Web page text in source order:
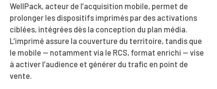
WellPack, acteur de l’acquisition mobile, permet de
prolonger les dispositifs imprimés par des activations
ciblées, intégrées dès la conception du plan média.
L’imprimé assure la couverture du territoire, tandis que
le mobile — notamment via le RCS, format enrichi — vise
à activer l’audience et générer du trafic en point de
vente.